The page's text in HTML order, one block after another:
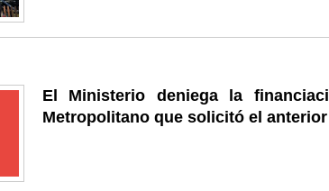
El Ministerio deniega la
Metropolitano que solicitó el